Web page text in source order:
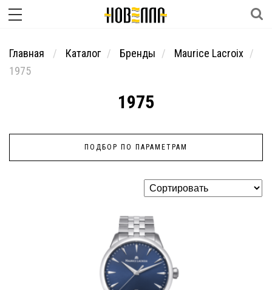
Главная Каталог Бренды
Maurice Lacroix
1975
1975
ПОДБОР ПО ПАРАМЕТРАМ